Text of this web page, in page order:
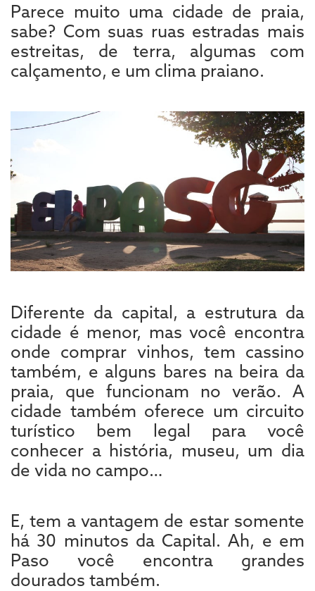
Parece muito uma cidade de praia,
sabe? Com suas ruas estradas mais
estreitas, de terra, algumas com
calçamento, e um clima praiano.
Diferente da capital, a estrutura da
cidade é menor, mas você encontra
onde comprar vinhos, tem cassino
também, e alguns bares na beira da
praia, que funcionam no verão. A
cidade também oferece um circuito
turístico bem legal para você
conhecer a história, museu, um dia
de vida no campo…
E, tem a vantagem de estar somente
há 30 minutos da Capital. Ah, e em
Paso você encontra grandes
dourados também.